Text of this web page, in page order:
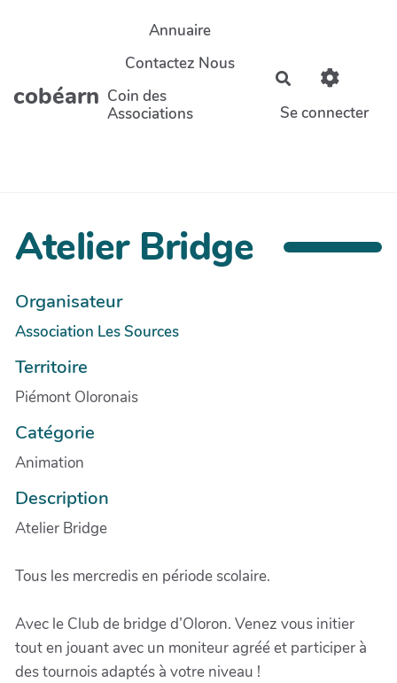
Aller au contenu principal
cobéarn
Annuaire
Contactez Nous
Coin des
Associations
Rechercher
Se connecter
Atelier Bridge
Organisateur
Association Les Sources
Territoire
Piémont Oloronais
Catégorie
Animation
Description
Atelier Bridge
Tous les mercredis en période scolaire.
Avec le Club de bridge d’Oloron. Venez vous initier
tout en jouant avec un moniteur agréé et participer à
des tournois adaptés à votre niveau !